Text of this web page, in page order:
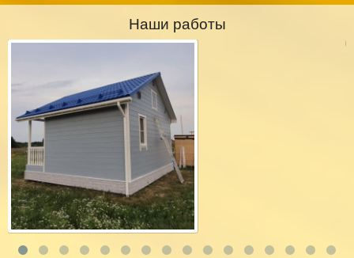
Наши работы